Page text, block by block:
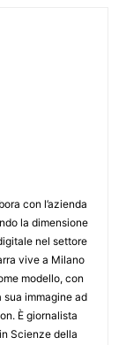
con l’azienda
la dimensione
nel settore
vive a Milano
modello, con
immagine ad
È giornalista
Scienze della